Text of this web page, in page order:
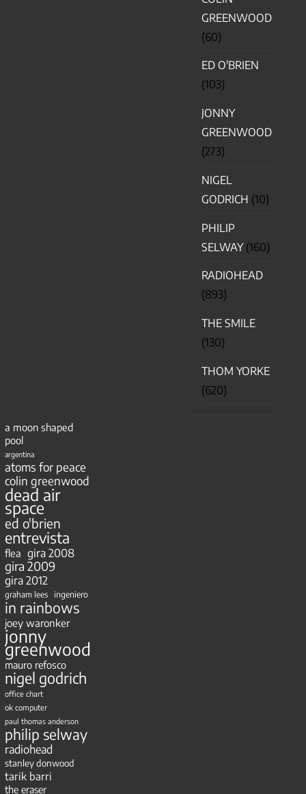
GREENWOOD
(60)
ED O'BRIEN
(103)
JONNY
GREENWOOD
(273)
NIGEL
GODRICH (10)
PHILIP
SELWAY(160)
RADIOHEAD
(893)
THE SMILE
(130)
THOM YORKE
(620)
a moon shaped
pool
argentina
atoms for peace
colin greenwood
dead air
space
ed o'brien
entrevista
flea gira 2008
gira 2009
gira 2012
graham lees ingeniero
in rainbows
joey waronker
jonny
greenwood
mauro refosco
nigel godrich
office chart
ok computer
paul thomas anderson
philip selway
radiohead
stanley donwood
tarik barri
the eraser